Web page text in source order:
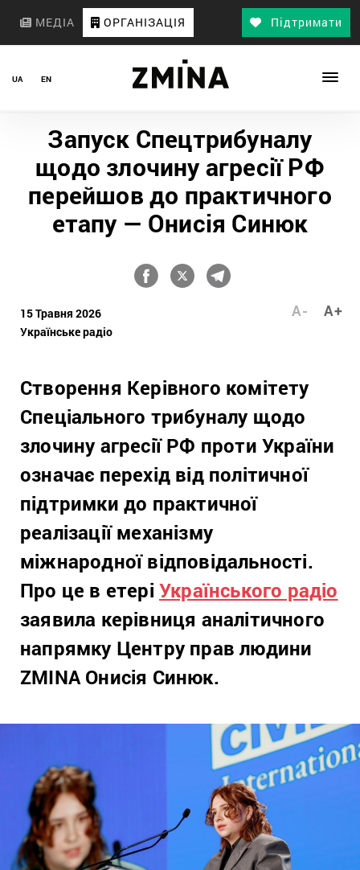
МЕДІА ОРГАНІЗАЦІЯ Підтримати
UA EN
Запуск Спецтрибуналу
щодо злочину агресії РФ
перейшов до практичного
етапу — Онисія Синюк
15 Травня 2026
Українське радіо
A+
A-
Створення Керівного комітету
Спеціального трибуналу щодо
злочину агресії РФ проти України
означає перехід від політичної
підтримки до практичної
реалізації механізму
міжнародної відповідальності.
Про це в етері Українського радіо
заявила керівниця аналітичного
напрямку Центру прав людини
ZMINA Онисія Синюк.